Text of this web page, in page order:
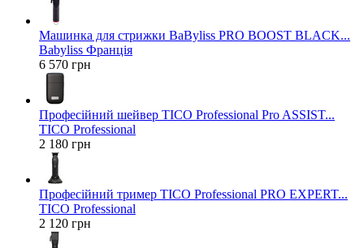
Машинка для стрижки BaByliss PRO BOOST BLACK...
Babyliss Франція
6 570 грн
Професійний шейвер TICO Professional Pro ASSIST...
TICO Professional
2 180 грн
Професійний тример TICO Professional PRO EXPERT...
TICO Professional
2 120 грн